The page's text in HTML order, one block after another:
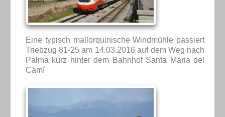
Eine typisch mallorquinische Windmühle passiert
Triebzug 81-25 am 14.03.2016 auf dem Weg nach
Palma kurz hinter dem Bahnhof Santa Maria del
Camí